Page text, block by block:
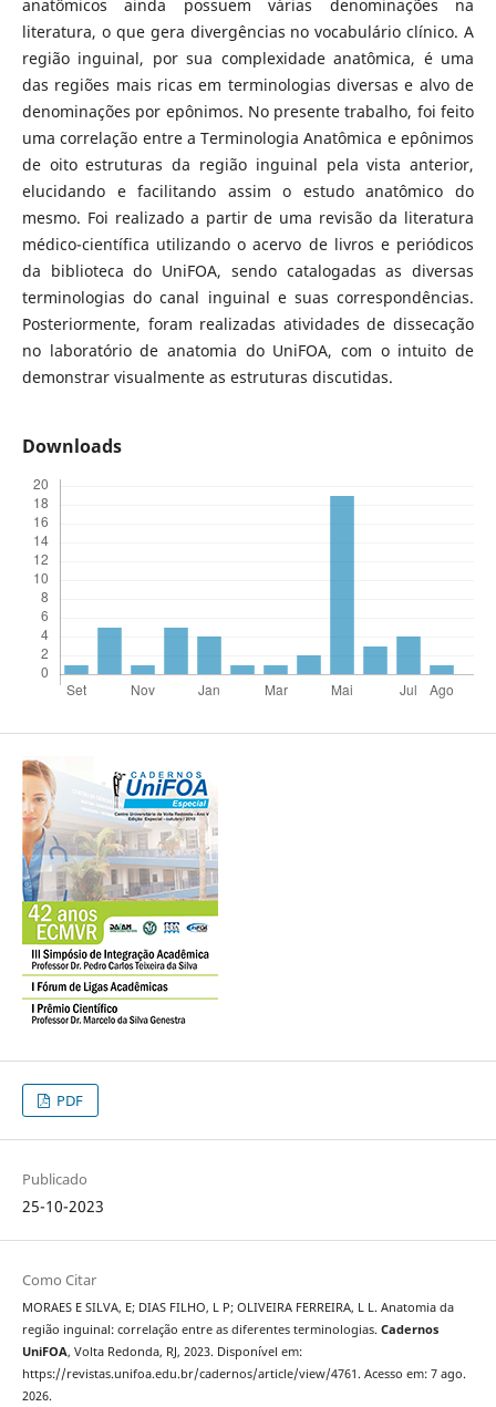
anatômicos ainda possuem várias denominações na
literatura, o que gera divergências no vocabulário clínico. A
região inguinal, por sua complexidade anatômica, é uma
das regiões mais ricas em terminologias diversas e alvo de
denominações por epônimos. No presente trabalho, foi feito
uma correlação entre a Terminologia Anatômica e epônimos
de oito estruturas da região inguinal pela vista anterior,
elucidando e facilitando assim o estudo anatômico do
mesmo. Foi realizado a partir de uma revisão da literatura
médico-científica utilizando o acervo de livros e periódicos
da biblioteca do UniFOA, sendo catalogadas as diversas
terminologias do canal inguinal e suas correspondências.
Posteriormente, foram realizadas atividades de dissecação
no laboratório de anatomia do UniFOA, com o intuito de
demonstrar visualmente as estruturas discutidas.
Downloads
PDF
Publicado
25-10-2023
Como Citar
MORAES E SILVA, E; DIAS FILHO, L P; OLIVEIRA FERREIRA, L L. Anatomia da
região inguinal: correlação entre as diferentes terminologias. Cadernos
UniFOA, Volta Redonda, RJ, 2023. Disponível em:
https://revistas.unifoa.edu.br/cadernos/article/view/4761. Acesso em: 7 ago.
2026.